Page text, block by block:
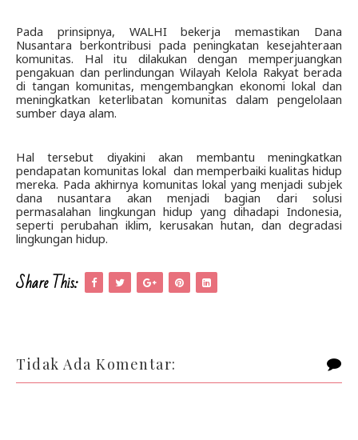
Pada prinsipnya, WALHI bekerja memastikan Dana
Nusantara berkontribusi pada peningkatan kesejahteraan
komunitas. Hal itu dilakukan dengan memperjuangkan
pengakuan dan perlindungan Wilayah Kelola Rakyat berada
di tangan komunitas, mengembangkan ekonomi lokal dan
meningkatkan keterlibatan komunitas dalam pengelolaan
sumber daya alam.
Hal tersebut diyakini akan membantu meningkatkan
pendapatan komunitas lokal  dan memperbaiki kualitas hidup
mereka. Pada akhirnya komunitas lokal yang menjadi subjek
dana nusantara akan menjadi bagian dari solusi
permasalahan lingkungan hidup yang dihadapi Indonesia,
seperti perubahan iklim, kerusakan hutan, dan degradasi
lingkungan hidup.
Share This:
Tidak Ada Komentar: